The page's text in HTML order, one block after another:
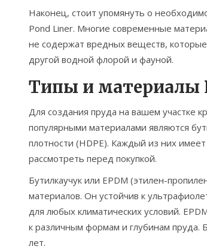
Наконец, стоит упомянуть о
Pond Liner. Многие современные
не содержат вредных веществ,
другой водной флорой и фауной.
Типы и материалы
Для создания пруда на вашем участке
популярными материалами являются
плотности (HDPE). Каждый из них
рассмотреть перед покупкой.
Бутилкаучук или EPDM (этилен-
материалов. Он устойчив к
для любых климатических условий.
к различным формам и глубинам пруда.
лет.